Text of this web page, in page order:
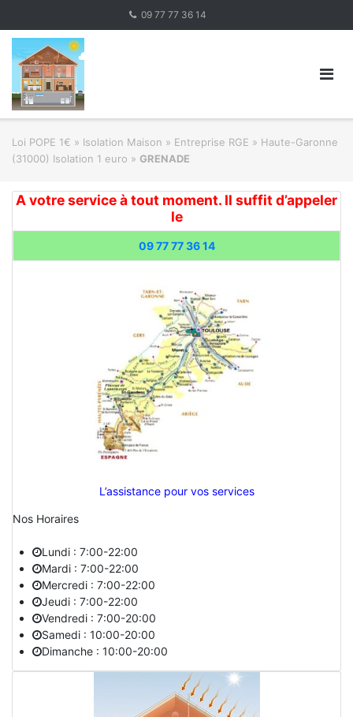
content
09 77 77 36 14
Loi POPE 1€ » Isolation Maison » Entreprise RGE » Haute-Garonne
(31000) Isolation 1 euro » GRENADE
A votre service à tout moment. Il suffit d’appeler
le
09 77 77 36 14
L’assistance pour vos services
Nos Horaires
Lundi : 7:00-22:00
Mardi : 7:00-22:00
Mercredi : 7:00-22:00
Jeudi : 7:00-22:00
Vendredi : 7:00-20:00
Samedi : 10:00-20:00
Dimanche : 10:00-20:00